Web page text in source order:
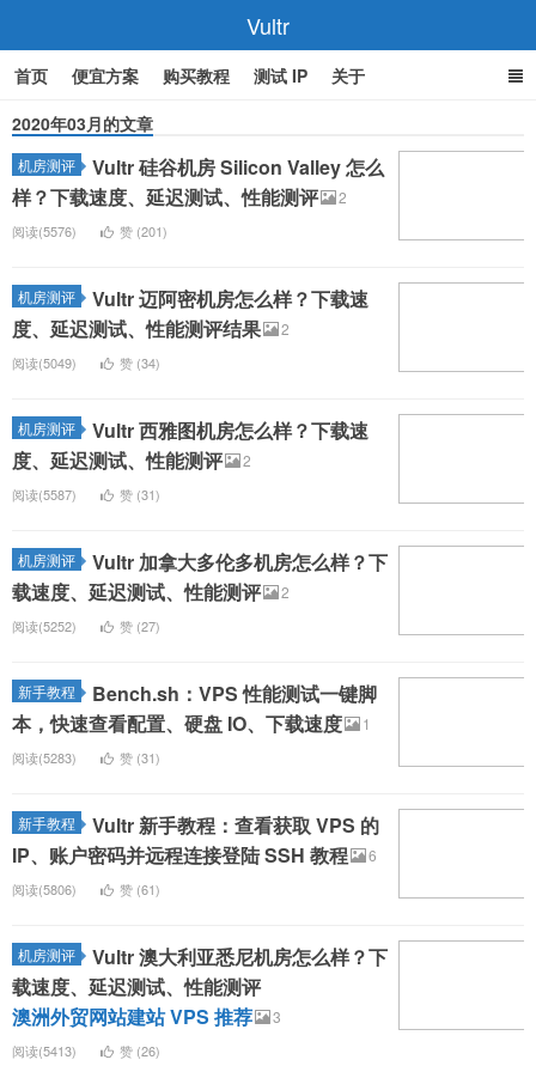
Vultr
首页 便宜方案 购买教程 测试 IP
关于
2020年03月的文章
机房测评
Vultr 硅谷机房 Silicon Valley 怎么
样？下载速度、延迟测试、性能测评
2
阅读(5576) 赞 (201)
机房测评
Vultr 迈阿密机房怎么样？下载速
度、延迟测试、性能测评结果
2
阅读(5049) 赞 (34)
机房测评
Vultr 西雅图机房怎么样？下载速
度、延迟测试、性能测评
2
阅读(5587) 赞 (31)
机房测评
Vultr 加拿大多伦多机房怎么样？下
载速度、延迟测试、性能测评
2
阅读(5252) 赞 (27)
新手教程
Bench.sh：VPS 性能测试一键脚
本，快速查看配置、硬盘 IO、下载速度
1
阅读(5283) 赞 (31)
新手教程
Vultr 新手教程：查看获取 VPS 的
IP、账户密码并远程连接登陆 SSH 教程
6
阅读(5806) 赞 (61)
机房测评
Vultr 澳大利亚悉尼机房怎么样？下
载速度、延迟测试、性能测评
澳洲外贸网站建站 VPS 推荐
3
阅读(5413) 赞 (26)